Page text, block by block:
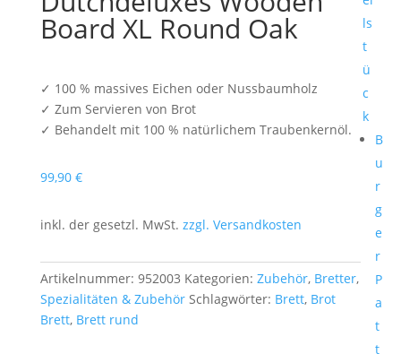
ls
t
ü
c
k
B
u
r
g
e
r
P
a
t
t
Board XL Round Oak
✓ 100 % massives Eichen oder Nussbaumholz
✓ Zum Servieren von Brot
✓ Behandelt mit 100 % natürlichem Traubenkernöl.
99,90 €
inkl. der gesetzl. MwSt. zzgl. Versandkosten
Artikelnummer: 952003 Kategorien: Zubehör, Bretter,
Spezialitäten & Zubehör Schlagwörter: Brett, Brot
Brett, Brett rund